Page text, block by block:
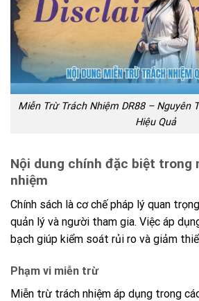
Miễn Trừ Trách Nhiệm DR88 – Nguyên
Hiệu Quả
Nội dung chính đặc biệt trong
nhiệm
Chính sách là cơ chế pháp lý quan
quản lý và người tham gia. Việc áp
bạch giúp kiểm soát rủi ro và giảm
Phạm vi miễn trừ
Miễn trừ trách nhiệm áp dụng trong